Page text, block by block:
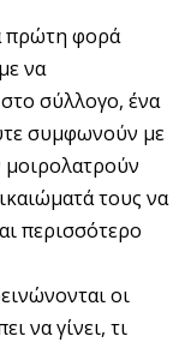
πρώτη φορά
να
σύλλογο, ένα
συμφωνούν με
μοιρολατρούν
τους να
περισσότερο
οι
να γίνει, τι